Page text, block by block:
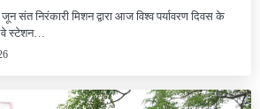
निरंकारी मिशन द्वारा आज विश्व पर्यावरण दिवस के
स्टेशन…